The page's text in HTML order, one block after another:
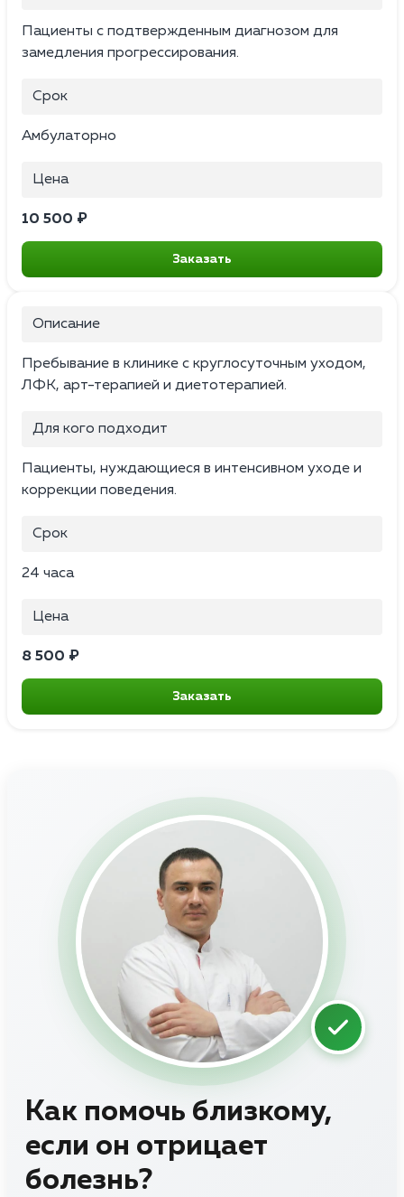
Пациенты с подтвержденным диагнозом для
замедления прогрессирования.
Срок
Амбулаторно
Цена
10 500 ₽
Заказать
Описание
Пребывание в клинике с круглосуточным уходом,
ЛФК, арт-терапией и диетотерапией.
Для кого подходит
Пациенты, нуждающиеся в интенсивном уходе и
коррекции поведения.
Срок
24 часа
Цена
8 500 ₽
Заказать
Как помочь близкому,
если он отрицает
болезнь?